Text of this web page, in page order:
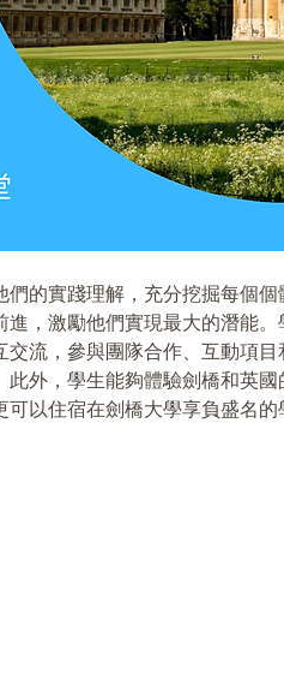
的實踐理解，充分挖掘每個
，激勵他們實現最大的潛能
流，參與團隊合作、互動項
外，學生能夠體驗劍橋和英
以住宿在劍橋大學享負盛名